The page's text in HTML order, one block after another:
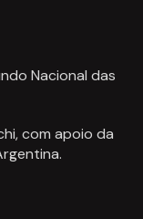
Nacional das
com apoio da